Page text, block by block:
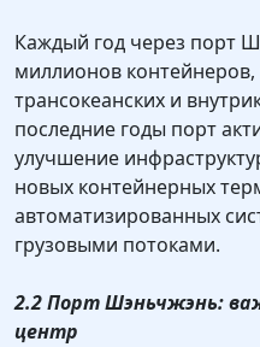
Каждый год через порт
миллионов контейнеров,
трансокеанских и
последние годы порт
улучшение
новых контейнерных
автоматизированных
грузовыми потоками.
2.2 Порт Шэньчжэнь:
центр